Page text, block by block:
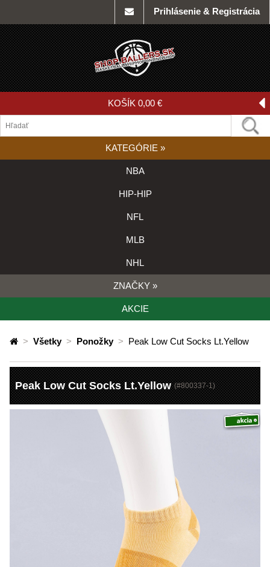
Prihlásenie & Registrácia
KOŠÍK 0,00 €
KATEGÓRIE »
NBA
HIP-HIP
NFL
MLB
NHL
ZNAČKY »
AKCIE
> Všetky > Ponožky > Peak Low Cut Socks Lt.Yellow
Peak Low Cut Socks Lt.Yellow (#800337-1)